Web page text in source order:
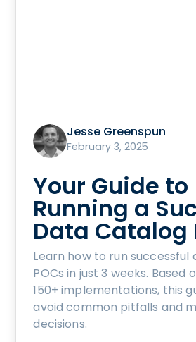
Jesse Greenspun
February 3, 2025
Your Guide to
Running a
Data Catalog
Learn how to run successful
POCs in just 3 weeks. Based
150+ implementations, this
avoid common pitfalls and
decisions.